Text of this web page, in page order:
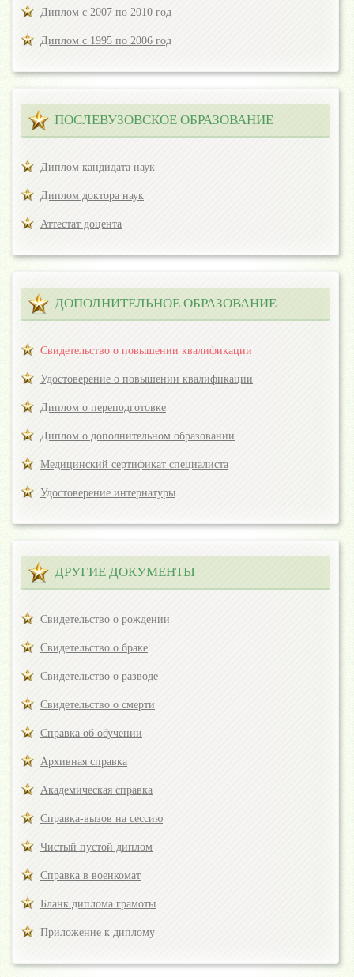
Диплом с 2007 по 2010 год
Диплом с 1995 по 2006 год
ПОСЛЕВУЗОВСКОЕ ОБРАЗОВАНИЕ
Диплом кандидата наук
Диплом доктора наук
Аттестат доцента
ДОПОЛНИТЕЛЬНОЕ ОБРАЗОВАНИЕ
Свидетельство о повышении квалификации
Удостоверение о повышении квалификации
Диплом о переподготовке
Диплом о дополнительном образовании
Медицинский сертификат специалиста
Удостоверение интернатуры
ДРУГИЕ ДОКУМЕНТЫ
Свидетельство о рождении
Свидетельство о браке
Свидетельство о разводе
Свидетельство о смерти
Справка об обучении
Архивная справка
Академическая справка
Справка-вызов на сессию
Чистый пустой диплом
Справка в военкомат
Бланк диплома грамоты
Приложение к диплому